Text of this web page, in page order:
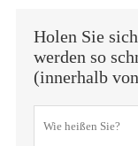
Holen Sie
werden so
(innerhalb